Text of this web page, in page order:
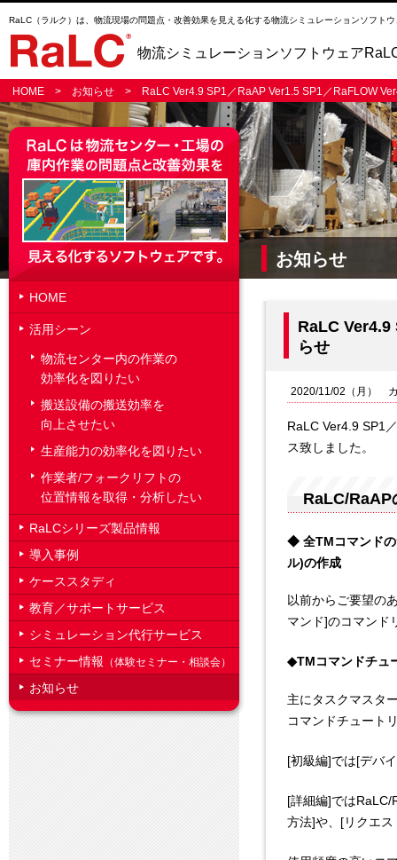
RaLC（ラルク）は、物流現場の問題点・改善効果を見える化する物流シミュレーションソフト
物流シミュレーションソフトウェア
HOME > お知らせ > RaLC Ver4.9 SP1／RaAP Ver1.5 SP1／RaFLOW
HOME
活用シーン
物流センター内の作業の
効率化を図りたい
搬送設備の搬送効率を
向上させたい
生産能力の効率化を図りたい
作業者/フォークリフトの
位置情報を取得・分析したい
RaLCシリーズ製品情報
導入事例
ケーススタディ
教育／サポートサービス
シミュレーション代行サービス
セミナー情報 （体験セミナー・相談会）
お知らせ
お知らせ
RaLC
らせ
2020/11/02（月）
RaLC Ver4.9 SP1
ス致しました。
RaLC/RaAP
◆ 全TMコマンドの
ル)の作成
以前からご要望の
マンド]のコマンド
◆TMコマンドチュ
主にタスクマスタ
コマンドチュート
[初級編]では[デバ
[詳細編]ではRaLC/
方法]や、[リクエ